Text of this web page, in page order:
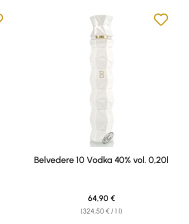
Belvedere 10 Vodka 40% vol. 0,20l
(324,50 € / 1 l)
Regular price:
64,90 €